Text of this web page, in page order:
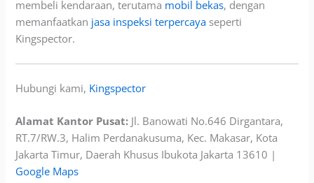
membeli kendaraan, terutama mobil bekas, dengan
memanfaatkan jasa inspeksi terpercaya seperti
Kingspector.
Hubungi kami, Kingspector
Alamat Kantor Pusat: Jl. Banowati No.646 Dirgantara,
RT.7/RW.3, Halim Perdanakusuma, Kec. Makasar, Kota
Jakarta Timur, Daerah Khusus Ibukota Jakarta 13610 |
Google Maps